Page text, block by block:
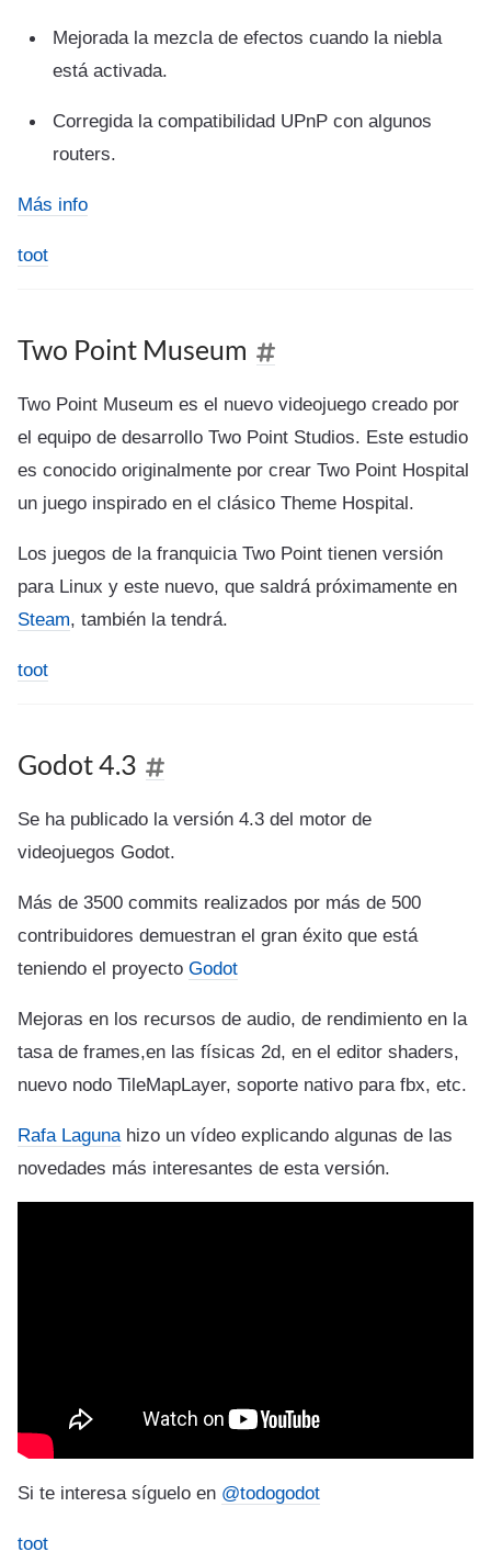
Mejorada la mezcla de efectos cuando la niebla
está activada.
Corregida la compatibilidad UPnP con algunos
routers.
Más info
toot
Two Point Museum
Two Point Museum es el nuevo videojuego creado por
el equipo de desarrollo Two Point Studios. Este estudio
es conocido originalmente por crear Two Point Hospital
un juego inspirado en el clásico Theme Hospital.
Los juegos de la franquicia Two Point tienen versión
para Linux y este nuevo, que saldrá próximamente en
Steam, también la tendrá.
toot
Godot 4.3
Se ha publicado la versión 4.3 del motor de
videojuegos Godot.
Más de 3500 commits realizados por más de 500
contribuidores demuestran el gran éxito que está
teniendo el proyecto Godot
Mejoras en los recursos de audio, de rendimiento en la
tasa de frames,en las físicas 2d, en el editor shaders,
nuevo nodo TileMapLayer, soporte nativo para fbx, etc.
Rafa Lagunahizo un vídeo explicando algunas de las
novedades más interesantes de esta versión.
Si te interesa síguelo en @todogodot
toot